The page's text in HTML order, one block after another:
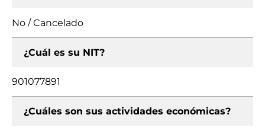
No / Cancelado
¿Cuál es su NIT?
901077891
¿Cuáles son sus actividades económicas?